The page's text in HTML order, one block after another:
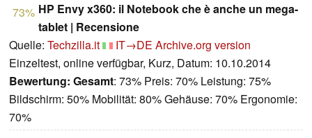
73% HP Envy x360: il Notebook che è anche un mega-
tablet | Recensione
Quelle: Techzilla.it IT→DE Archive.org version
Einzeltest, online verfügbar, Kurz, Datum: 10.10.2014
Bewertung: Gesamt: 73% Preis: 70% Leistung: 75%
Bildschirm: 50% Mobilität: 80% Gehäuse: 70% Ergonomie:
70%